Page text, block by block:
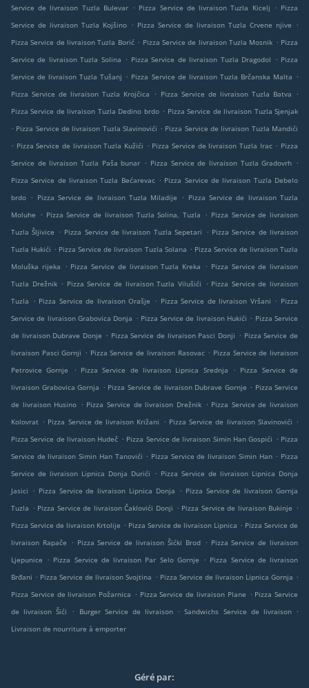
Service de livraison Tuzla Bulevar . Pizza Service de livraison Tuzla Kicelj . Pizza
Service de livraison Tuzla Kojšino . Pizza Service de livraison Tuzla Crvene njive
.
Pizza Service de livraison Tuzla Borić . Pizza Service de livraison Tuzla Mosnik . Pizza
Service de livraison Tuzla Solina . Pizza Service de livraison Tuzla Dragodol . Pizza
Service de livraison Tuzla Tušanj . Pizza Service de livraison Tuzla Brčanska Malta .
Pizza Service de livraison Tuzla Krojčica
. Pizza Service de livraison Tuzla Batva
.
Pizza Service de livraison Tuzla Dedino brdo . Pizza Service de livraison Tuzla Sjenjak
. Pizza Service de livraison Tuzla Slavinovići . Pizza Service de livraison Tuzla Mandići
. Pizza Service de livraison Tuzla Kužići . Pizza Service de livraison Tuzla Irac . Pizza
Service de livraison Tuzla Paša bunar . Pizza Service de livraison Tuzla Gradovrh .
Pizza Service de livraison Tuzla Bećarevac . Pizza Service de livraison Tuzla Debelo
brdo . Pizza Service de livraison Tuzla Miladije . Pizza Service de livraison Tuzla
Moluhe
. Pizza Service de livraison Tuzla Solina, Tuzla . Pizza Service de livraison
Tuzla Šljivice
. Pizza Service de livraison Tuzla Sepetari . Pizza Service de livraison
Tuzla Hukići . Pizza Service de livraison Tuzla Solana . Pizza Service de livraison Tuzla
Moluška rijeka
. Pizza Service de livraison Tuzla Kreka . Pizza Service de livraison
Tuzla Drežnik . Pizza Service de livraison Tuzla Vilušići . Pizza Service de livraison
Tuzla
. Pizza Service de livraison Orašje . Pizza Service de livraison Vršani . Pizza
Service de livraison Grabovica Donja . Pizza Service de livraison Hukići . Pizza Service
de livraison Dubrave Donje . Pizza Service de livraison Pasci Donji . Pizza Service de
livraison Pasci Gornji . Pizza Service de livraison Rasovac . Pizza Service de livraison
Petrovice Gornje
. Pizza Service de livraison Lipnica Srednja . Pizza Service de
livraison Grabovica Gornja . Pizza Service de livraison Dubrave Gornje . Pizza Service
de livraison Husino . Pizza Service de livraison Drežnik . Pizza Service de livraison
Kolovrat . Pizza Service de livraison Križani . Pizza Service de livraison Slavinovići .
Pizza Service de livraison Hudeč . Pizza Service de livraison Simin Han Gospići . Pizza
Service de livraison Simin Han Tanovići . Pizza Service de livraison Simin Han . Pizza
Service de livraison Lipnica Donja Durići
. Pizza Service de livraison Lipnica Donja
Jasici
. Pizza Service de livraison Lipnica Donja . Pizza Service de livraison Gornja
Tuzla . Pizza Service de livraison Čaklovići Donji . Pizza Service de livraison Bukinje .
Pizza Service de livraison Krtolije . Pizza Service de livraison Lipnica . Pizza Service de
livraison Rapače
. Pizza Service de livraison Šićki Brod . Pizza Service de livraison
Ljepunice
. Pizza Service de livraison Par Selo Gornje . Pizza Service de livraison
Brđani . Pizza Service de livraison Svojtina . Pizza Service de livraison Lipnica Gornja .
Pizza Service de livraison Požarnica . Pizza Service de livraison Plane . Pizza Service
de livraison Šići
. Burger Service de livraison . Sandwichs Service de livraison .
Livraison de nourriture à emporter
Géré par: